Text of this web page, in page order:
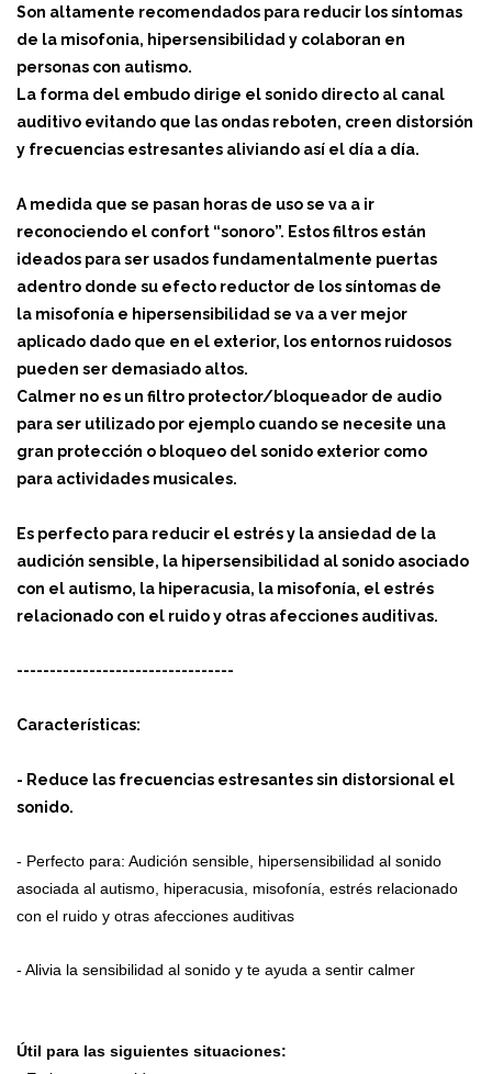
Son altamente recomendados para reducir los síntomas
de la misofonia, hipersensibilidad y colaboran en
personas con autismo.
La forma del embudo dirige el sonido directo al canal
auditivo evitando que las ondas reboten, creen distorsión
y frecuencias estresantes aliviando así el día a día.
A medida que se pasan horas de uso se va a ir
reconociendo el confort “sonoro”. Estos filtros están
ideados para ser usados fundamentalmente puertas
adentro donde su efecto reductor de los síntomas de
la misofonía e hipersensibilidad se va a ver mejor
aplicado dado que en el exterior, los entornos ruidosos
pueden ser demasiado altos.
Calmer no es un filtro protector/bloqueador de audio
para ser utilizado por ejemplo cuando se necesite una
gran protección o bloqueo del sonido exterior como
para actividades musicales.
Es perfecto para reducir el estrés y la ansiedad de la
audición sensible, la hipersensibilidad al sonido asociado
con el autismo, la hiperacusia, la misofonía, el estrés
relacionado con el ruido y otras afecciones auditivas.
---------------------------------
Características:
- Reduce las frecuencias estresantes sin distorsional el
sonido.
- Perfecto para: Audición sensible, hipersensibilidad al sonido
asociada al autismo, hiperacusia, misofonía, estrés relacionado
con el ruido y otras afecciones auditivas
- Alivia la sensibilidad al sonido y te ayuda a sentir calmer
Útil para las siguientes situaciones: